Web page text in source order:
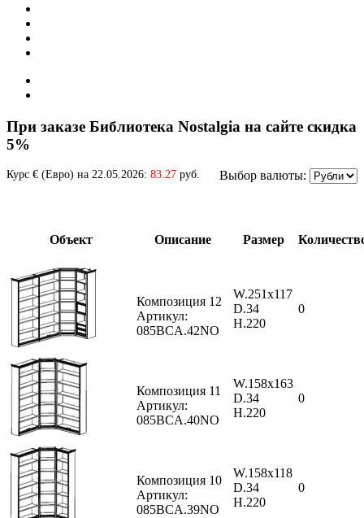
При заказе Библиотека Nostalgia на сайте скидка
5%
Выбор валюты:
Курс € (Евро) на 22.05.2026: 83.27 руб.
Объект Описание Размер
Композиция 12
Артикул:
085BCA.42NO
W.251x117
D.34
H.220
0
Композиция 11
Артикул:
085BCA.40NO
W.158x163
D.34
H.220
0
Композиция 10
Артикул:
085BCA.39NO
W.158x118
D.34
H.220
0